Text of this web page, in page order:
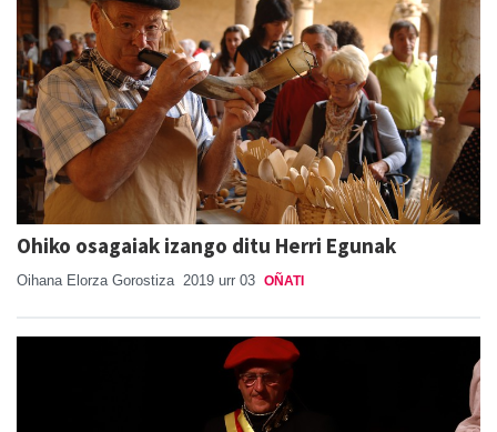
Ohiko osagaiak izango ditu Herri Egunak
Oihana Elorza Gorostiza 2019 urr 03 OÑATI